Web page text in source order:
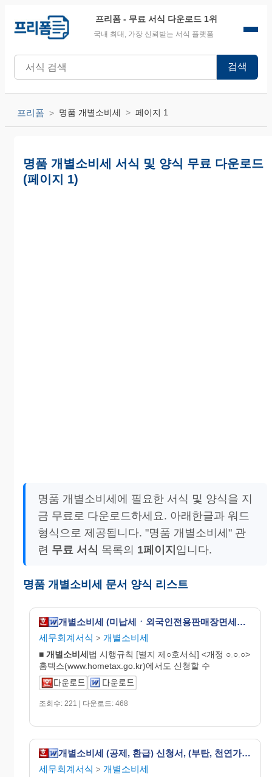
프리폼 - 무료 서식 다운로드 1위
국내 최대, 가장 신뢰받는 서식 플랫폼
검색
프리폼 명품 개별소비세 페이지 1
명품 개별소비세 서식 및 양식 무료 다운로드
(페이지 1)
명품 개별소비세에 필요한 서식 및 양식을 지
금 무료로 다운로드하세요. 아래한글과 워드
형식으로 제공됩니다. "명품 개별소비세" 관
련 무료 서식 목록의 1페이지 입니다.
명품 개별소비세 문서 양식 리스트
개별소비세 (미납세ㆍ외국인전용판매장면세ㆍ조건부면세) 반출(승인ㆍ승인신청ㆍ통보)서 [개별소비세법 시행규칙 서식9]
세무회계서식 > 개별소비세
■ 개별소비세법 시행규칙 [별지 제○호서식] <개정 ○.○.○>
홈텍스(www.hometax.go.kr)에서도 신청할 수
조회수: 221 | 다운로드: 468
개별소비세 (공제, 환급) 신청서, (부탄, 천연가스) 수불 상황 및 (가정용부탄, 취사난방용 천연가스) 판매명세서 [개별소비세법 시행규칙 서식26]
세무회계서식 > 개별소비세